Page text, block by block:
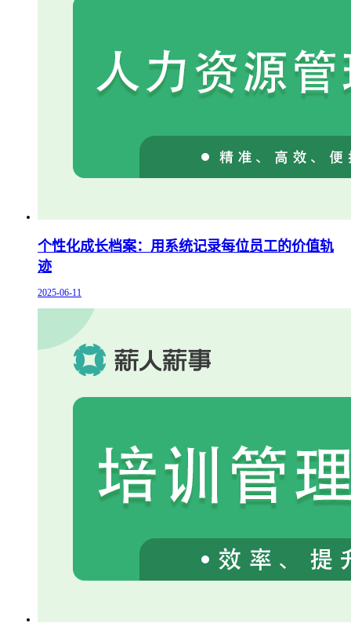
个性化成长档案：用系统记录每位员工的价值轨
迹
2025-06-11